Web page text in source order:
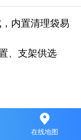
内置清理袋易
、支架供选
在线地图